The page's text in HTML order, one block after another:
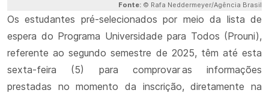
Fonte: © Rafa Neddermeyer/Agência Brasil
Os estudantes pré-selecionados por meio da lista de
espera do Programa Universidade para Todos (Prouni),
referente ao segundo semestre de 2025, têm até esta
sexta-feira (5) para comprovar as informações
prestadas no momento da inscrição, diretamente na